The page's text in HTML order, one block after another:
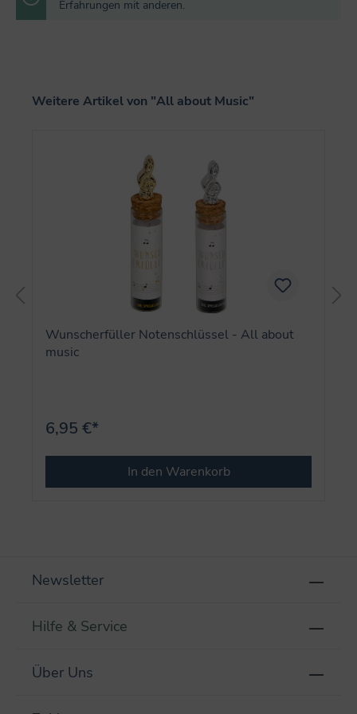
Erfahrungen mit anderen.
Produktgalerie überspringen
Weitere Artikel von "All about Music"
Wunscherfüller Notenschlüssel - All about
music
6,95 €*
In den Warenkorb
Newsletter
Hilfe & Service
Über Uns